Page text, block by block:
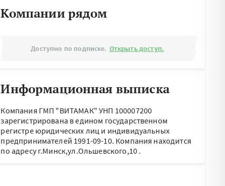
Компании рядом
Доступно по подписке. Открыть доступ.
Информационная выписка
Компания ГМП "ВИТАМАК" УНП 100007200
зарегистрирована в едином государственном
регистре юридических лиц и индивидуальных
предпринимателей 1991-09-10. Компания находится
по адресуг.Минск,ул.Ольшевского,10 .